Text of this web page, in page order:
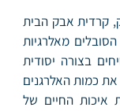
קרדית אבק הבית
מאלרגיות
בצורה יסודית
את כמות האלרגנים
איכות החיים של